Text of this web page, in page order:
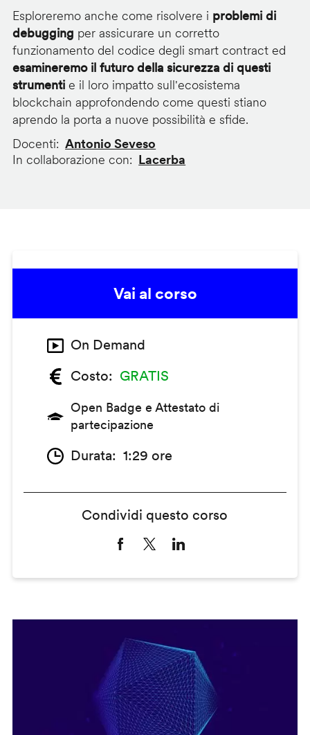
Esploreremo anche come risolvere i problemi di
debugging per assicurare un corretto
funzionamento del codice degli smart contract ed
esamineremo il futuro della sicurezza di questi
strumentie il loro impatto sull'ecosistema
blockchain approfondendo come questi stiano
aprendo la porta a nuove possibilità e sfide.
Docenti
Antonio Seveso
In collaborazione con
Lacerba
Vai al corso
On Demand
Costo
GRATIS
Open Badge e Attestato di
partecipazione
Durata 1:29 ore
Condividi questo corso